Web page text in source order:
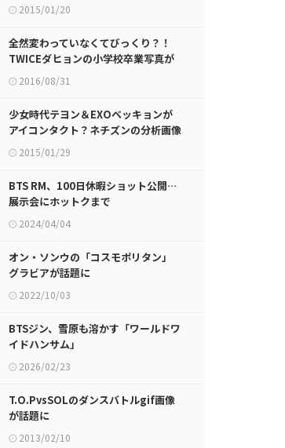
2015/01/20
全然変わっていなくてびっくり？！
TWICEダヒョンの小学校卒業写真が
話題に
2016/08/31
少女時代テヨン＆EXOベッキョンが
アイコンタクト？ネチズンの分析画像
（？）が話題に
2015/01/29
BTS RM、100日休暇ショット公開…
展示会にホットクまで
2024/04/04
オン・ソンウの「コスモポリタン」
グラビアが話題に
2022/10/03
BTSジン、雪原も溶かす「ワールドワ
イドハンサム」
2026/02/23
T.O.PvsSOLのダンスバトルgif画像
が話題に
2013/02/10